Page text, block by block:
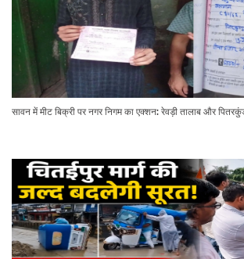
सावन में मीट बिक्री पर नगर निगम का एक्शन: रेवड़ी तालाब और